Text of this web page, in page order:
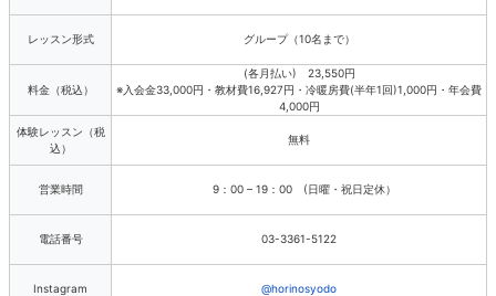
レッスン形式 グループ（10名まで）
料金（税込）
(各月払い) 23,550円
※入会金33,000円・教材費16,927円・冷暖房費(半年1回)1,000円・年会費
4,000円
体験レッスン（税
込）
無料
営業時間 9：00 – 19：00 (日曜・祝日定休）
電話番号 03-3361-5122
Instagram @horinosyodo